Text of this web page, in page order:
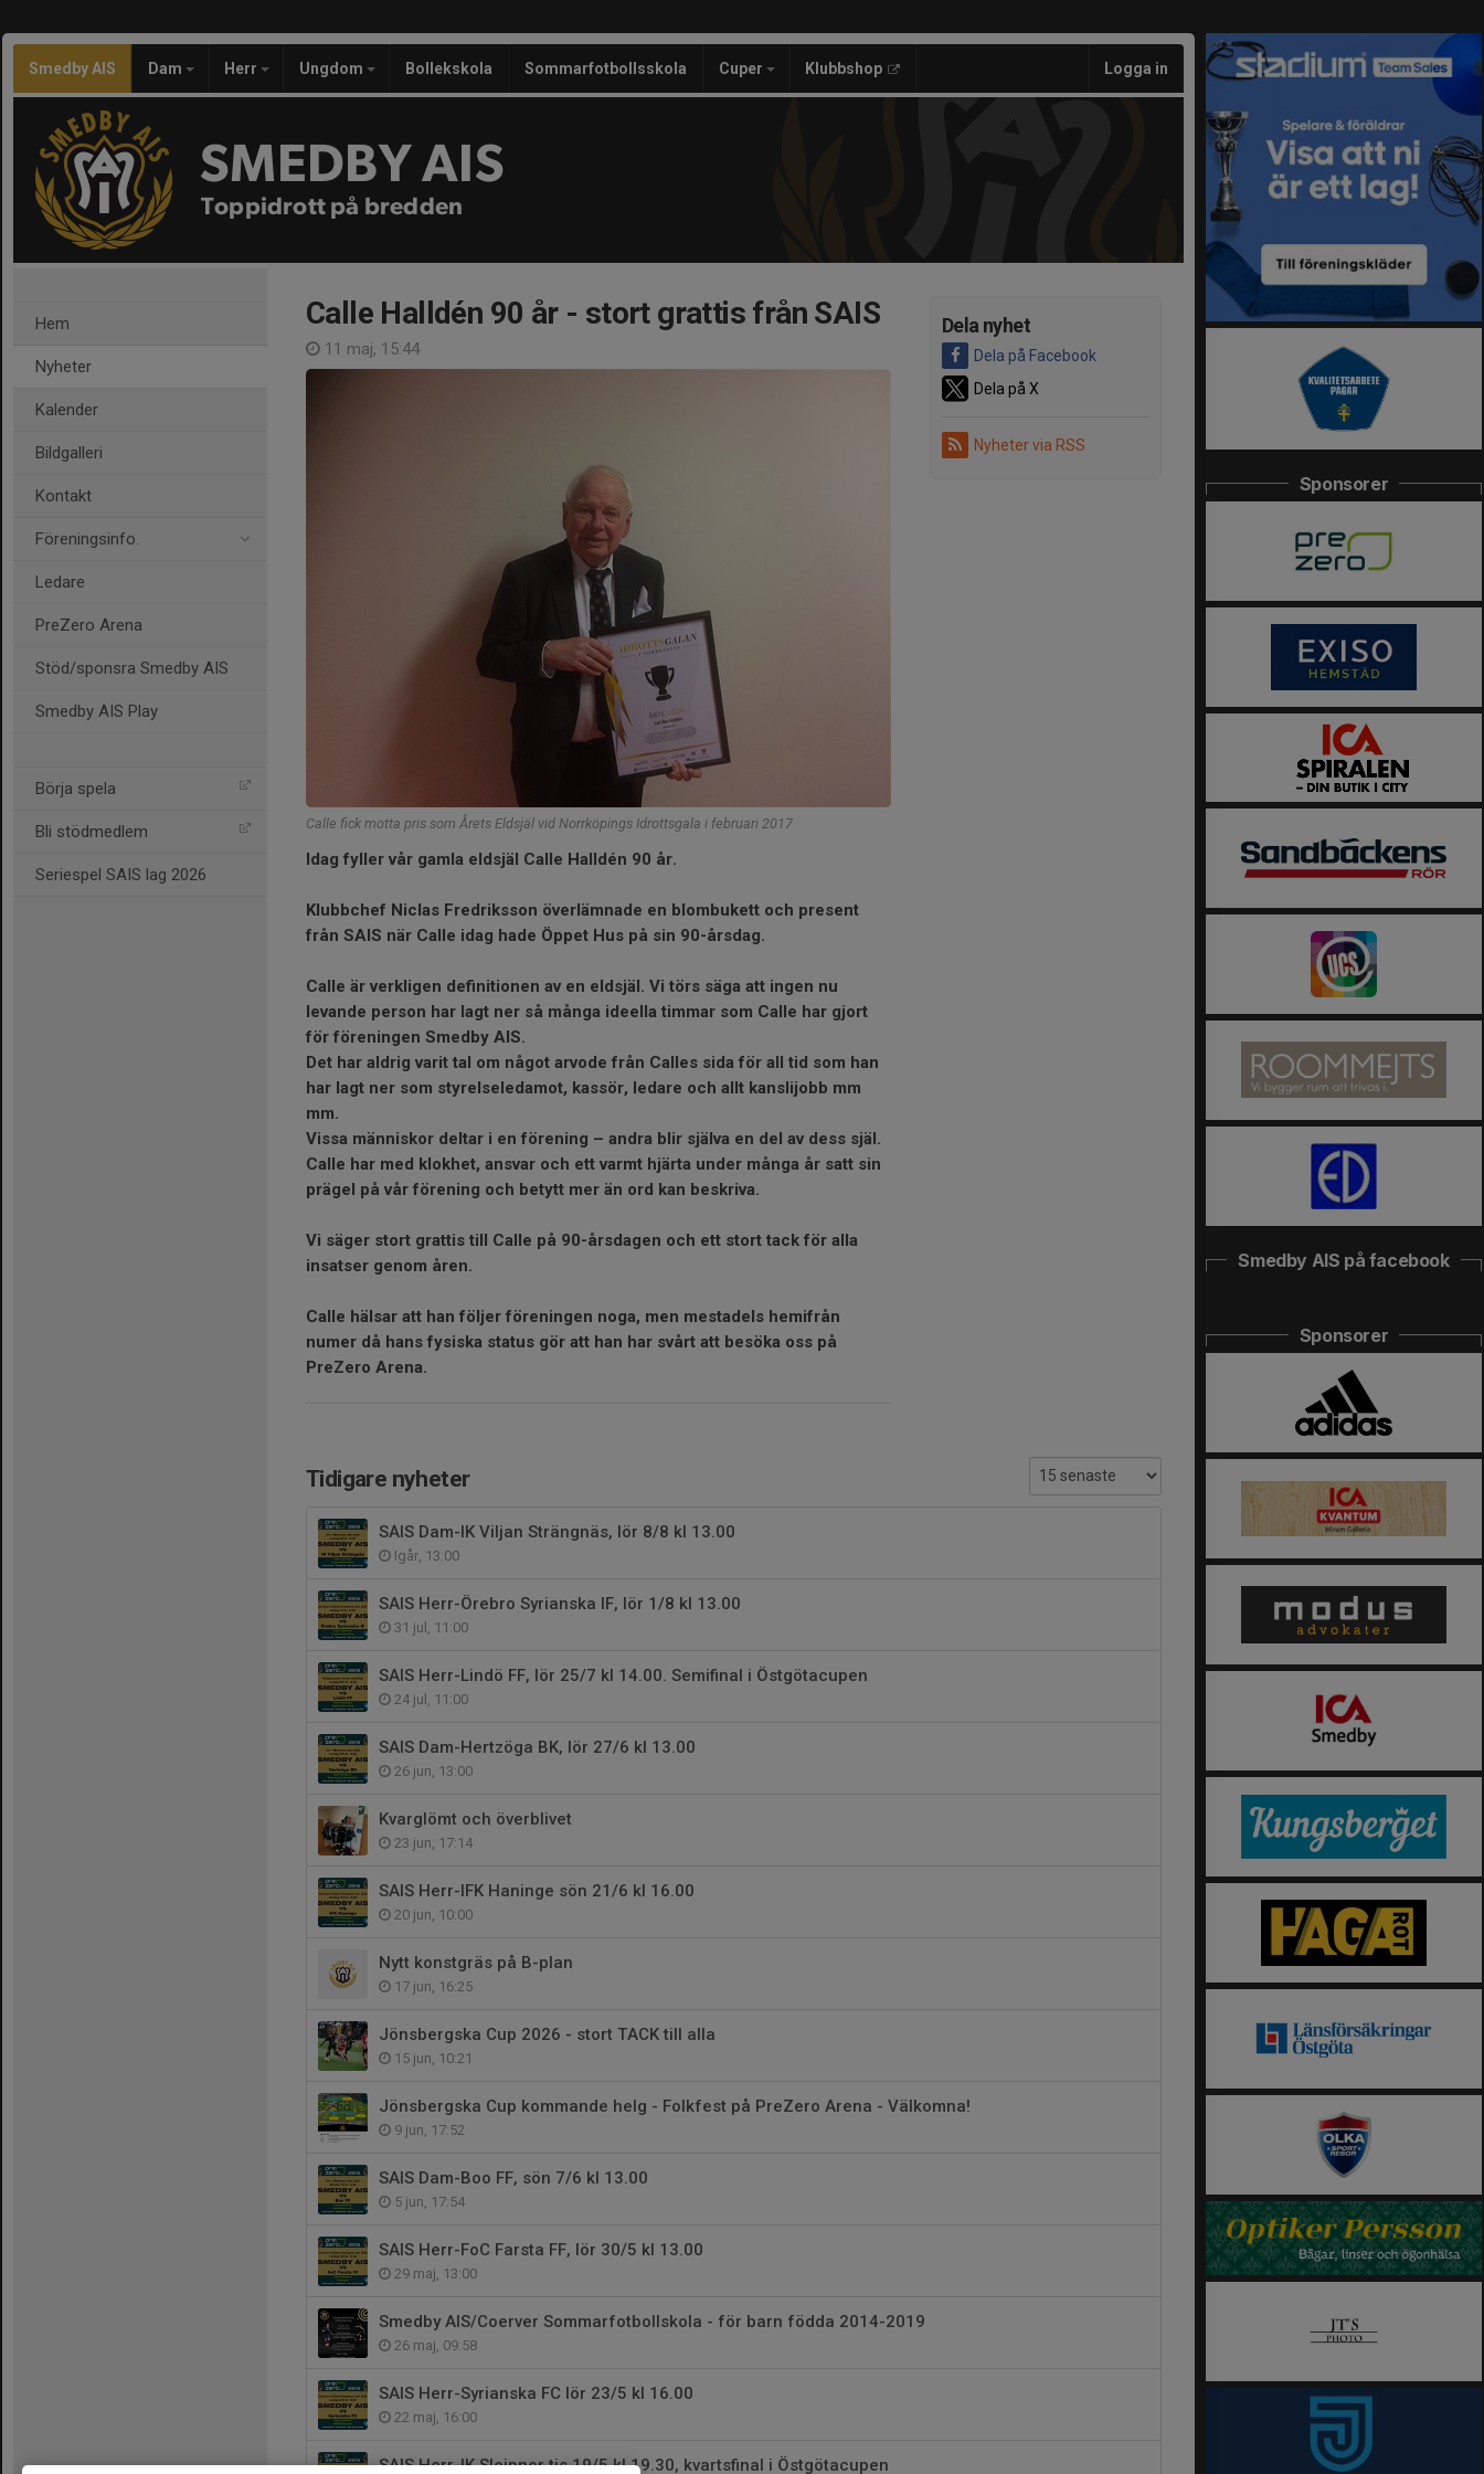
Smedby AIS Dam Herr Ungdom Bollekskola Sommarfotbollsskola Cuper Klubbshop Logga in
SMEDBY AIS
Toppidrott på bredden
Hem
Nyheter
Kalender
Bildgalleri
Kontakt
Föreningsinfo.
Ledare
PreZero Arena
Stöd/sponsra Smedby AIS
Smedby AIS Play
Börja spela
Bli stödmedlem
Seriespel SAIS lag 2026
Dela nyhet
Dela på Facebook
Dela på X
Nyheter via RSS
Calle Halldén 90 år - stort grattis från SAIS
11 maj, 15:44
Calle fick motta pris som Årets Eldsjäl vid Norrköpings Idrottsgala i februari 2017
Idag fyller vår gamla eldsjäl Calle Halldén 90 år.
Klubbchef Niclas Fredriksson överlämnade en blombukett och present
från SAIS när Calle idag hade Öppet Hus på sin 90-årsdag.
Calle är verkligen definitionen av en eldsjäl. Vi törs säga att ingen nu
levande person har lagt ner så många ideella timmar som Calle har gjort
för föreningen Smedby AIS.
Det har aldrig varit tal om något arvode från Calles sida för all tid som han
har lagt ner som styrelseledamot, kassör, ledare och allt kanslijobb mm
mm.
Vissa människor deltar i en förening – andra blir själva en del av dess själ.
Calle har med klokhet, ansvar och ett varmt hjärta under många år satt sin
prägel på vår förening och betytt mer än ord kan beskriva.
Vi säger stort grattis till Calle på 90-årsdagen och ett stort tack för alla
insatser genom åren.
Calle hälsar att han följer föreningen noga, men mestadels hemifrån
numer då hans fysiska status gör att han har svårt att besöka oss på
PreZero Arena.
Tidigare nyheter
SAIS Dam-IK Viljan Strängnäs, lör 8/8 kl 13.00
Igår, 13:00
SAIS Herr-Örebro Syrianska IF, lör 1/8 kl 13.00
31 jul, 11:00
SAIS Herr-Lindö FF, lör 25/7 kl 14.00. Semifinal i Östgötacupen
24 jul, 11:00
SAIS Dam-Hertzöga BK, lör 27/6 kl 13.00
26 jun, 13:00
Kvarglömt och överblivet
23 jun, 17:14
SAIS Herr-IFK Haninge sön 21/6 kl 16.00
20 jun, 10:00
Nytt konstgräs på B-plan
17 jun, 16:25
Jönsbergska Cup 2026 - stort TACK till alla
15 jun, 10:21
Jönsbergska Cup kommande helg - Folkfest på PreZero Arena - Välkomna!
9 jun, 17:52
SAIS Dam-Boo FF, sön 7/6 kl 13.00
5 jun, 17:54
SAIS Herr-FoC Farsta FF, lör 30/5 kl 13.00
29 maj, 13:00
Smedby AIS/Coerver Sommarfotbollskola - för barn födda 2014-2019
26 maj, 09:58
SAIS Herr-Syrianska FC lör 23/5 kl 16.00
22 maj, 16:00
SAIS Herr-IK Sleipner tis 19/5 kl 19.30, kvartsfinal i Östgötacupen
Sponsorer
Smedby AIS på facebook
Sponsorer